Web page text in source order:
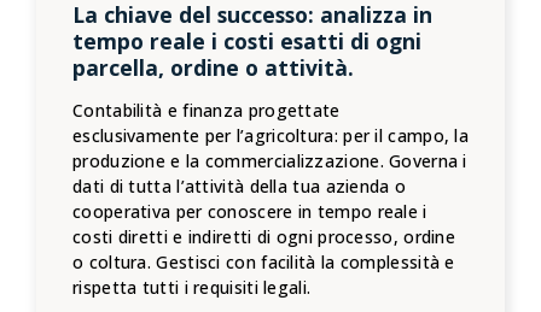
La chiave del successo: analizza in
tempo reale i costi esatti di ogni
parcella, ordine o attività.
Contabilità e finanza progettate
esclusivamente per l’agricoltura: per il campo, la
produzione e la commercializzazione. Governa i
dati di tutta l’attività della tua azienda o
cooperativa per conoscere in tempo reale i
costi diretti e indiretti di ogni processo, ordine
o coltura. Gestisci con facilità la complessità e
rispetta tutti i requisiti legali.